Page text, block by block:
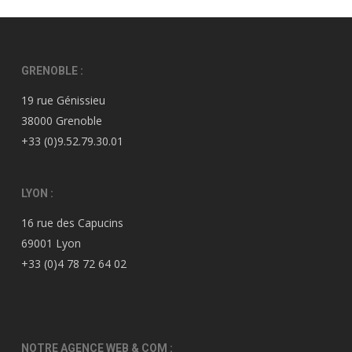
GRENOBLE :
19 rue Génissieu
38000 Grenoble
+33 (0)9.52.79.30.01
LYON :
16 rue des Capucins
69001 Lyon
+33 (0)4 78 72 64 02
NOTRE AGENCE WEB & COM :